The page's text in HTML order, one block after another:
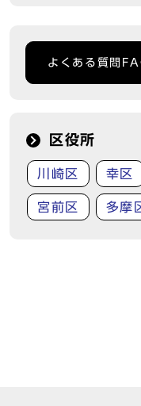
よくある質問
区役所
川崎区 幸区
宮前区 多摩